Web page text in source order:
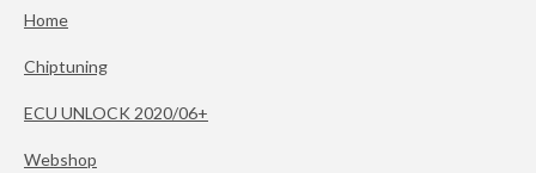
Home
Chiptuning
ECU UNLOCK 2020/06+
Webshop